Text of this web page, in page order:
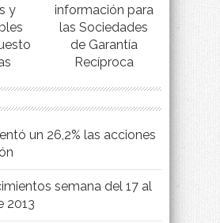
y
información para
las Sociedades
de Garantía
Recíproca
un 26,2% las acciones
semana del 17 al
2013